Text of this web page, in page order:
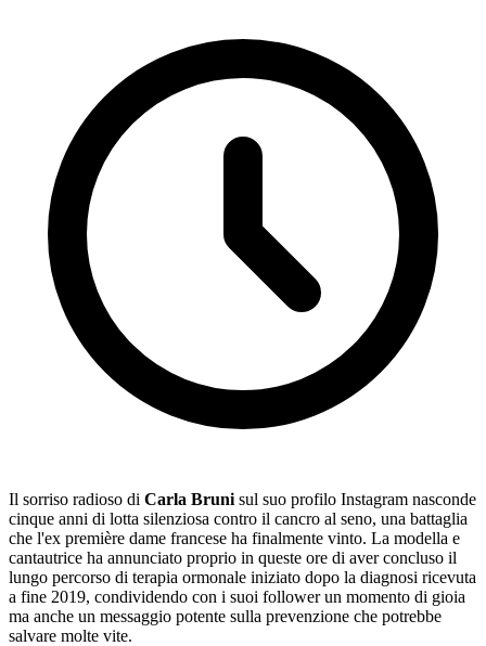
Il sorriso radioso di Carla Bruni sul suo profilo Instagram nasconde
cinque anni di lotta silenziosa contro il cancro al seno, una battaglia
che l'ex première dame francese ha finalmente vinto. La modella e
cantautrice ha annunciato proprio in queste ore di aver concluso il
lungo percorso di terapia ormonale iniziato dopo la diagnosi ricevuta
a fine 2019, condividendo con i suoi follower un momento di gioia
ma anche un messaggio potente sulla prevenzione che potrebbe
salvare molte vite.